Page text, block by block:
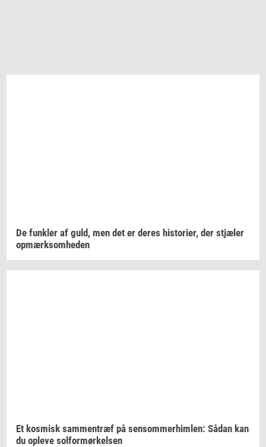
De funk­ler af guld, men det er deres hi­sto­ri­er, der stjæ­ler
op­mærk­som­he­den
Et kos­misk sam­men­træf på sen­som­mer­him­len: Sådan kan
du op­le­ve sol­for­mør­kel­sen